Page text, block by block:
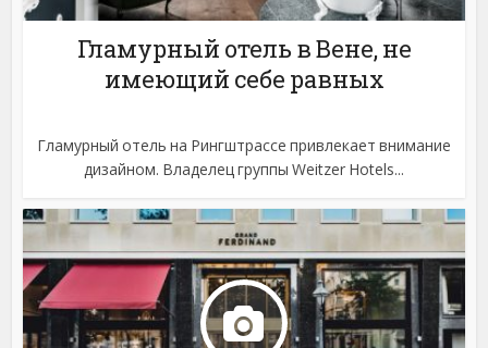
Гламурный отель в Вене, не
имеющий себе равных
Гламурный отель на Рингштрассе привлекает внимание
дизайном. Владелец группы Weitzer Hotels...